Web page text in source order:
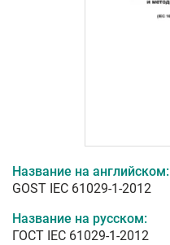
Название на английском:
GOST IEC 61029-1-2012
Название на русском:
ГОСТ IEC 61029-1-2012